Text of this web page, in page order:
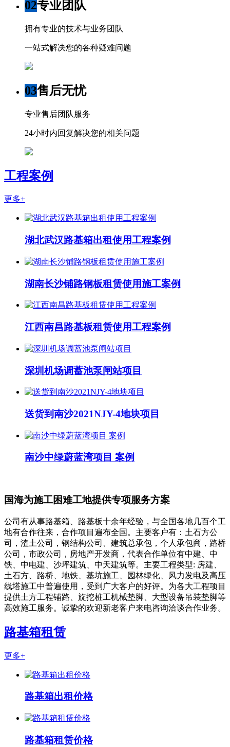
02专业团队
拥有专业的技术与业务团队
一站式解决您的各种疑难问题
03售后无忧
专业售后团队服务
24小时内回复解决您的相关问题
工程案例
更多+
湖北武汉路基箱出租使用工程案例
湖南长沙铺路钢板租赁使用施工案例
江西南昌路基板租赁使用工程案例
深圳机场调蓄池泵闸站项目
送货到南沙2021NJY-4地块项目
南沙中绿蔚蓝湾项目 案例
国海为施工困难工地提供专项服务方案
公司有从事路基箱、路基板十余年经验，与全国各地几百个工
地有合作往来，合作项目遍布全国。主要客户有：土石方公
司，渣土公司，钢结构公司、建筑总承包，个人承包商，路桥
公司，市政公司，房地产开发商，代表合作单位有中建、中
铁、中电建、沙坪建筑、中天建筑等。主要工程类型: 房建、
土石方、路桥、地铁、基坑施工、园林绿化、风力发电及高压
线塔施工中普遍使用，受到广大客户的好评。为各大工程项目
提供土方工程铺路、旋挖桩工机械垫脚、大型设备吊装垫脚等
高效施工服务。诚挚的欢迎新老客户来电咨询洽谈合作业务。
路基箱租赁
更多+
路基箱出租价格
路基箱租赁价格